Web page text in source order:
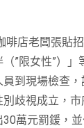
啡店老闆張貼
（”限女性”）
到現場檢查，
歧視成立，
萬元罰鍰，